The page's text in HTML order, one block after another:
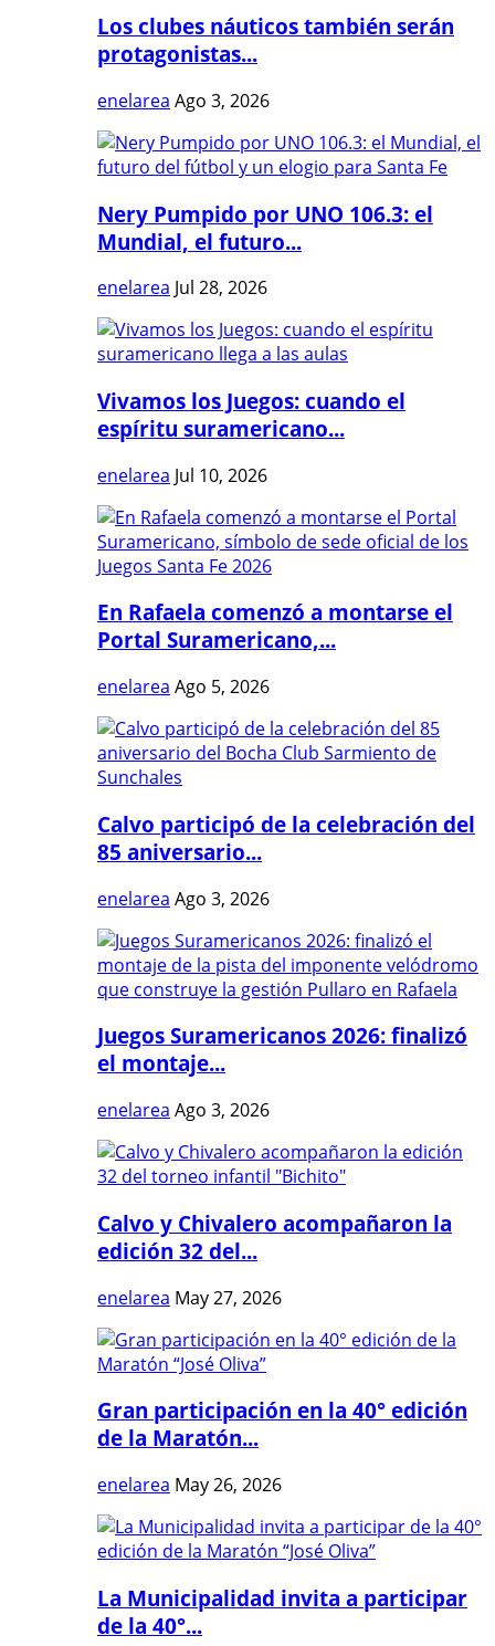
Los clubes náuticos también serán
protagonistas...
enelarea Ago 3, 2026
Nery Pumpido por UNO 106.3: el
Mundial, el futuro...
enelarea Jul 28, 2026
Vivamos los Juegos: cuando el
espíritu suramericano...
enelarea Jul 10, 2026
En Rafaela comenzó a montarse el
Portal Suramericano,...
enelarea Ago 5, 2026
Calvo participó de la celebración del
85 aniversario...
enelarea Ago 3, 2026
Juegos Suramericanos 2026: finalizó
el montaje...
enelarea Ago 3, 2026
Calvo y Chivalero acompañaron la
edición 32 del...
enelarea May 27, 2026
Gran participación en la 40° edición
de la Maratón...
enelarea May 26, 2026
La Municipalidad invita a participar
de la 40°...